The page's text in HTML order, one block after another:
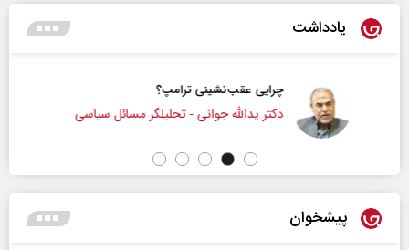
یادداشت
چرایی عقب‌نشینی ترامپ؟
دکتر یدالله جوانی - تحلیلگر مسائل سیاسی
پیشخوان